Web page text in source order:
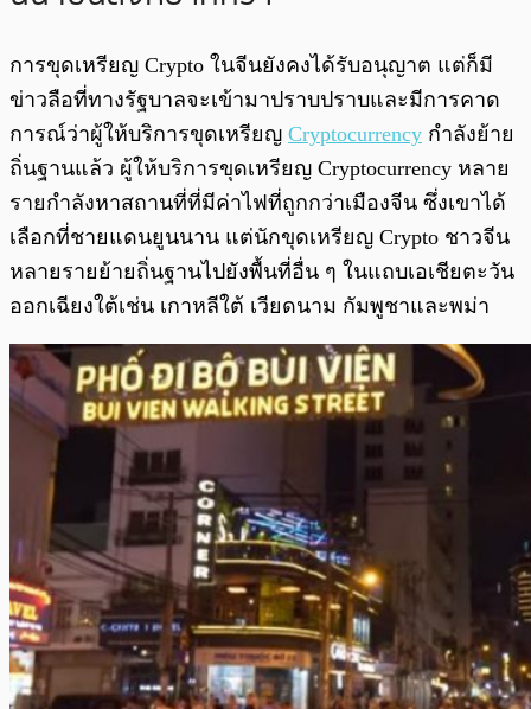
การขุดเหรียญ Crypto ในจีนยังคงได้รับอนุญาต แต่ก็มี
ข่าวลือที่ทางรัฐบาลจะเข้ามาปราบปราบและมีการคาด
การณ์ว่าผู้ให้บริการขุดเหรียญ Cryptocurrency กำลังย้าย
ถิ่นฐานแล้ว ผู้ให้บริการขุดเหรียญ Cryptocurrency หลาย
รายกำลังหาสถานที่ที่มีค่าไฟที่ถูกกว่าเมืองจีน ซึ่งเขาได้
เลือกที่ชายแดนยูนนาน แต่นักขุดเหรียญ Crypto ชาวจีน
หลายรายย้ายถิ่นฐานไปยังพื้นที่อื่น ๆ ในแถบเอเชียตะวัน
ออกเฉียงใต้เช่น เกาหลีใต้ เวียดนาม กัมพูชาและพม่า